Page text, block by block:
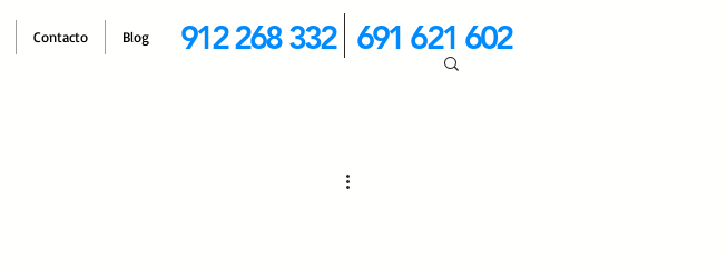
Contacto Blog 912 268 332 691 621 602